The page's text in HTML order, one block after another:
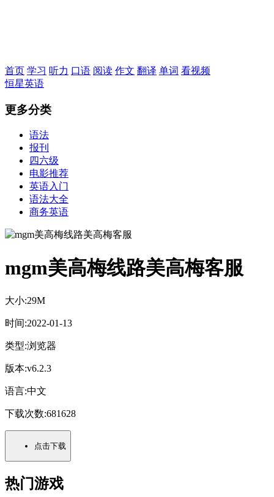
首页 学习 听力 口语 阅读 作文 翻译 单词 看视频
恒星英语
更多分类
语法
报刊
四六级
电影推荐
英语入门
语法大全
商务英语
mgm美高梅线路美高梅客服
大小:29M
时间:2022-01-13
类型:浏览器
版本:v6.2.3
语言:中文
下载次数:681628
点击下载
热门游戏